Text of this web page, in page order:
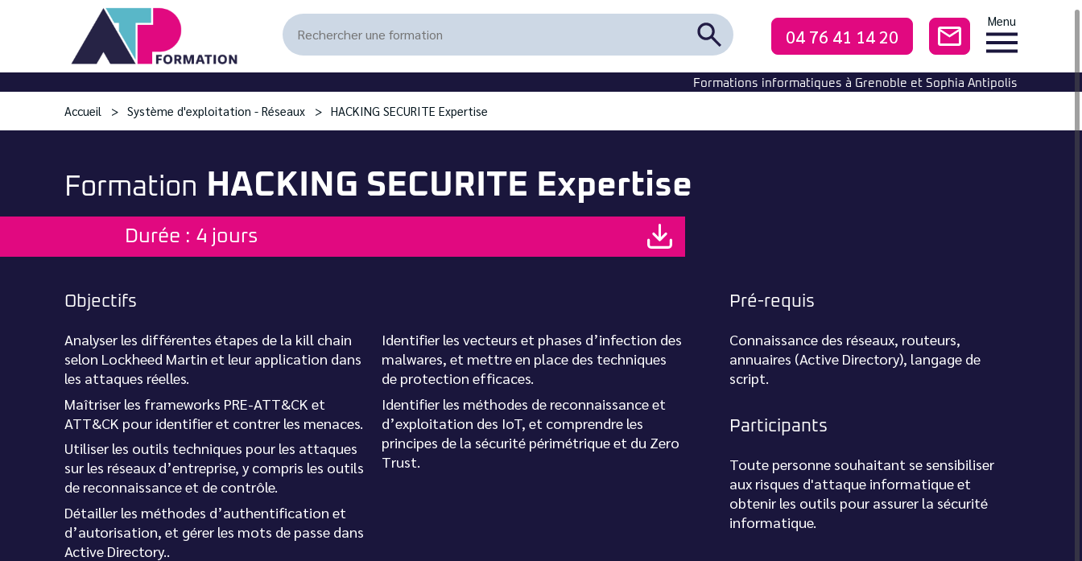
Rechercher
une
formation
04 76 41 14 20
CONTACTEZ-
Menu
Formations informatiques à Grenoble et Sophia Antipolis
Accueil Système d'exploitation - Réseaux HACKING SECURITE Expertise
Formation HACKING SECURITE Expertise
Durée : 4 jours
Objectifs
Analyser les différentes étapes de la kill chain
selon Lockheed Martin et leur application dans
les attaques réelles.
Maîtriser les frameworks PRE-ATT&CK et
ATT&CK pour identifier et contrer les menaces.
Utiliser les outils techniques pour les attaques
sur les réseaux d’entreprise, y compris les outils
de reconnaissance et de contrôle.
Détailler les méthodes d’authentification et
d’autorisation, et gérer les mots de passe dans
Active Directory..
Identifier les vecteurs et phases d’infection des
malwares, et mettre en place des techniques
de protection efficaces.
Identifier les méthodes de reconnaissance et
d’exploitation des IoT, et comprendre les
principes de la sécurité périmétrique et du Zero
Trust.
Pré-requis
Connaissance des réseaux, routeurs,
annuaires (Active Directory), langage de
script.
Participants
Toute personne souhaitant se sensibiliser
aux risques d'attaque informatique et
obtenir les outils pour assurer la sécurité
informatique.